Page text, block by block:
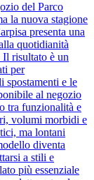
del Parco
la nuova stagione
presenta una
quotidianità
Il risultato è un
per
spostamenti e le
al negozio
tra funzionalità e
volumi morbidi e
ma lontani
diventa
a stili e
più essenziale